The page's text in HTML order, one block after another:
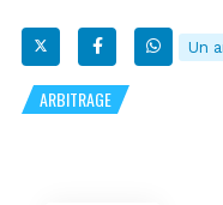
Un
ARBITRAGE